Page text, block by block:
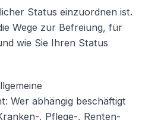
Status einzuordnen ist.
Wege zur Befreiung, für
wie Sie Ihren Status
Wer abhängig beschäftigt
, Pflege-, Renten-